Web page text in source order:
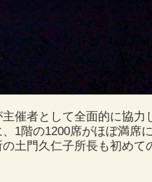
催者として全面的に協力
1階の1200席がほぼ満席に
土門久仁子所長も初めて